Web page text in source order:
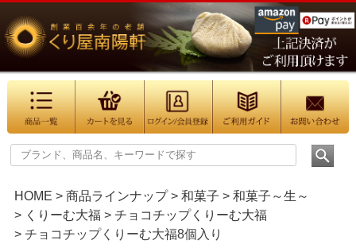
HOME 商品ラインナップ 和菓子
和菓子～生～
くりーむ大福
チョコチップくりーむ大福
チョコチップくりーむ大福8個入り